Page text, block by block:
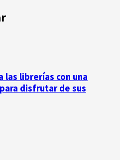
las librerías con una
disfrutar de sus